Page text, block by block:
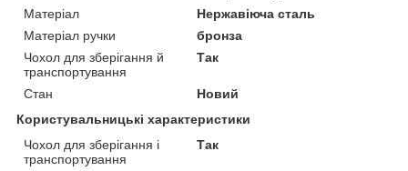
Матеріал
Нержавіюча сталь
Матеріал ручки
бронза
Чохол для зберігання й
транспортування
Так
Стан
Новий
Користувальницькі характеристики
Чохол для зберігання і
транспортування
Так